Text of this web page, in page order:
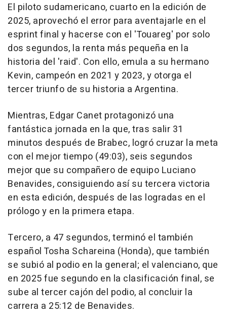
El piloto sudamericano, cuarto en la edición de
2025, aprovechó el error para aventajarle en el
esprint final y hacerse con el 'Touareg' por solo
dos segundos, la renta más pequeña en la
historia del 'raid'. Con ello, emula a su hermano
Kevin, campeón en 2021 y 2023, y otorga el
tercer triunfo de su historia a Argentina.
Mientras, Edgar Canet protagonizó una
fantástica jornada en la que, tras salir 31
minutos después de Brabec, logró cruzar la meta
con el mejor tiempo (49:03), seis segundos
mejor que su compañero de equipo Luciano
Benavides, consiguiendo así su tercera victoria
en esta edición, después de las logradas en el
prólogo y en la primera etapa.
Tercero, a 47 segundos, terminó el también
español Tosha Schareina (Honda), que también
se subió al podio en la general; el valenciano, que
en 2025 fue segundo en la clasificación final, se
sube al tercer cajón del podio, al concluir la
carrera a 25:12 de Benavides.